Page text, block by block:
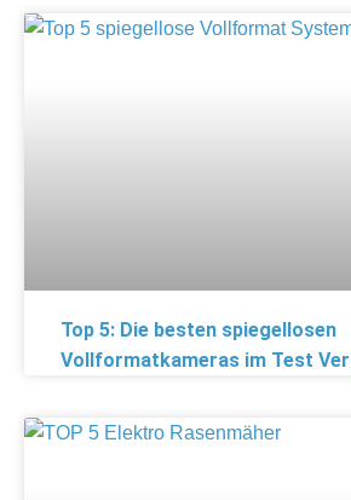
Top 5: Die besten spiegellosen
Vollformatkameras im Test